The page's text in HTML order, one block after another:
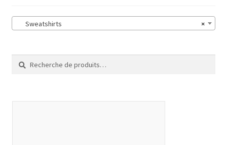
×
Sweatshirts
Recherche
pour :
Recherche